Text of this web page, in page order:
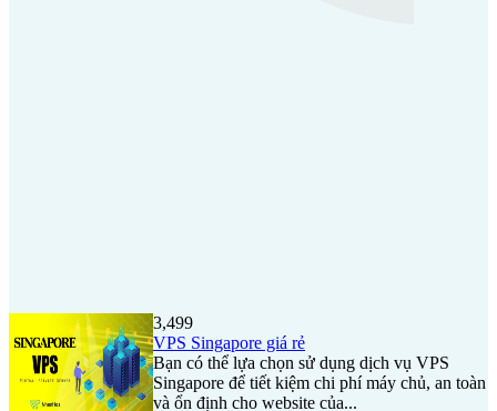
3,499
VPS Singapore giá rẻ
Bạn có thể lựa chọn sử dụng dịch vụ VPS
Singapore để tiết kiệm chi phí máy chủ, an toàn
và ổn định cho website của...